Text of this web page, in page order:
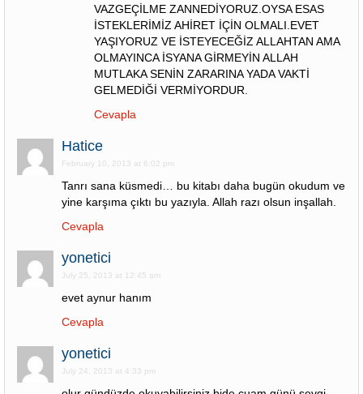
VAZGEÇİLME ZANNEDİYORUZ.OYSA ESAS
İSTEKLERİMİZ AHİRET İÇİN OLMALI.EVET
YAŞIYORUZ VE İSTEYECEĞİZ ALLAHTAN AMA
OLMAYINCA İSYANA GİRMEYİN ALLAH
MUTLAKA SENİN ZARARINA YADA VAKTİ
GELMEDİĞİ VERMİYORDUR.
Cevapla
Hatice
February 10, 2013 at 6:02 pm
Tanrı sana küsmedi… bu kitabı daha bugün okudum ve
yine karşıma çıktı bu yazıyla. Allah razı olsun inşallah.
Cevapla
yonetici
July 25, 2013 at 12:45 am
evet aynur hanım
Cevapla
yonetici
July 24, 2013 at 4:33 pm